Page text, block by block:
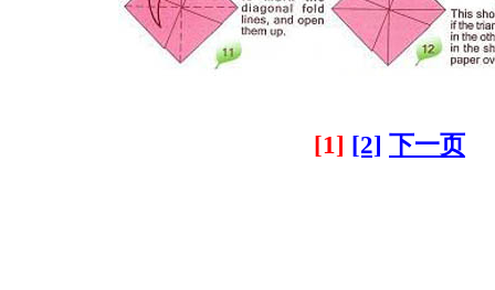
[1] [2] 下一页